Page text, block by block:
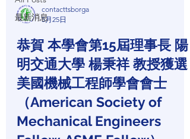
最新消息
contacttsborga
5月25日
恭賀 本學會第15屆理事長 陽
明交通大學 楊秉祥 教授獲選
美國機械工程師學會會士
（American Society of
Mechanical Engineers